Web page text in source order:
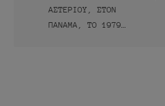
ΑΣΤΕΡΙΟΎ, ΣΤΟΝ
ΠΑΝΑΜΆ, ΤΟ 1979…